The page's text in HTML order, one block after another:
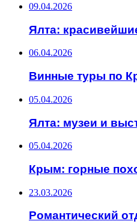
09.04.2026
Ялта:
06.04.2026
Винные туры по
05.04.2026
Ялта: музеи и
05.04.2026
Крым: горные
23.03.2026
Романтический